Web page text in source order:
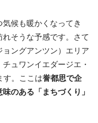
候も暖かくなってき
そうな予感です。さて
ングアンツン）エリア
ュワンイエダージエ・
す。ここは誉都思で企
のある「まちづくり」